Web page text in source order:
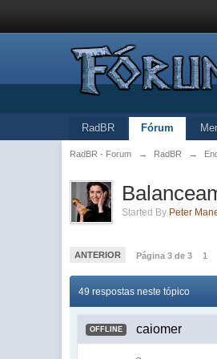
RadBR Fórum
RadBR - Forum → RadBR →
Started By Peter
ANTERIOR Página 3 de 3 1
49 respostas neste tópico
OFFLINE caiomer